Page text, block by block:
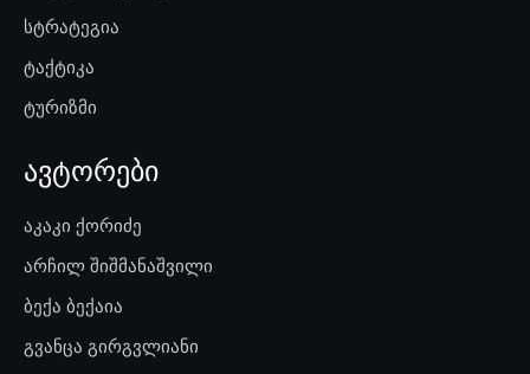
სტრატეგია
ტაქტიკა
ტურიზმი
ავტორები
აკაკი ქორიძე
არჩილ შიშმანაშვილი
ბექა ბექაია
გვანცა გირგვლიანი